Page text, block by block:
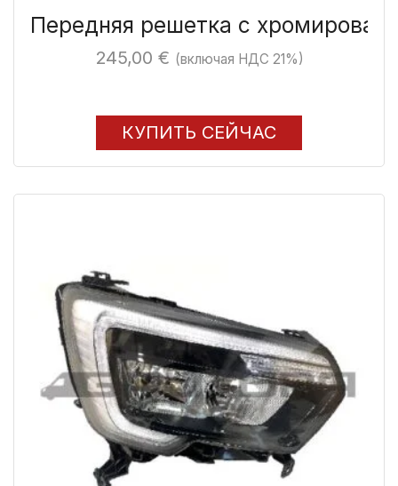
Передняя решетка с
245,00 € (включая НДС 21%)
КУПИТЬ СЕЙЧАС